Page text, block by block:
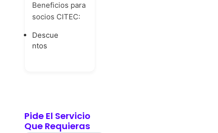
Beneficios para
socios CITEC:
Descue
ntos
Pide El Servicio
Que Requieras